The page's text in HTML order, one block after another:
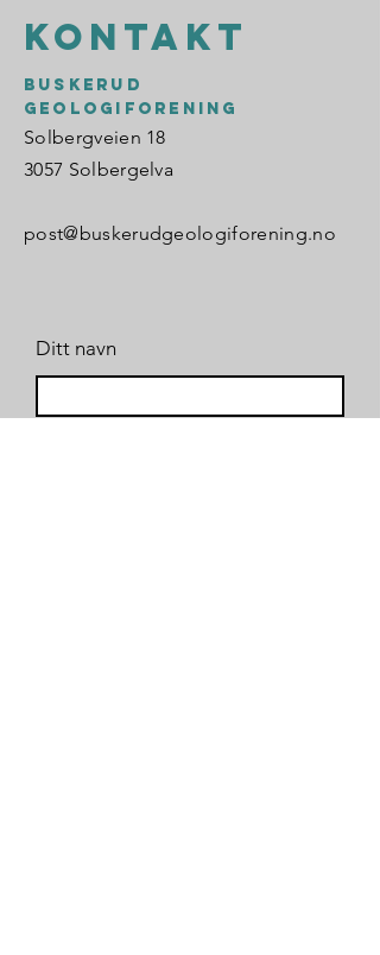
KONTAKT
BUSKERUD
GEOLOGIFORENING
Solbergveien 18
3057 Solbergelva
post@buskerudgeologiforening.no
Ditt navn